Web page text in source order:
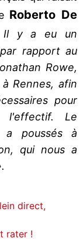
Roberto De
Il y a eu un
rapport au
Rowe,
Rennes, afin
pour
l'effectif. Le
a poussés à
qui nous a
direct,
rater !